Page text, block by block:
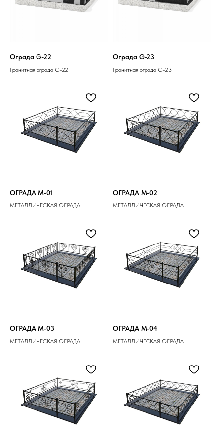
Ограда G-22
Гранитная ограда G-22
Ограда G-23
Гранитная ограда G-23
ОГРАДА M-01
МЕТАЛЛИЧЕСКАЯ ОГРАДА
ОГРАДА M-02
МЕТАЛЛИЧЕСКАЯ ОГРАДА
ОГРАДА M-03
МЕТАЛЛИЧЕСКАЯ ОГРАДА
ОГРАДА M-04
МЕТАЛЛИЧЕСКАЯ ОГРАДА